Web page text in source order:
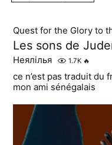
Quest for the Glory to
Les sons de
Неялілья 1.7K 🔥
ce n’est pas traduit du
mon ami sénégalais